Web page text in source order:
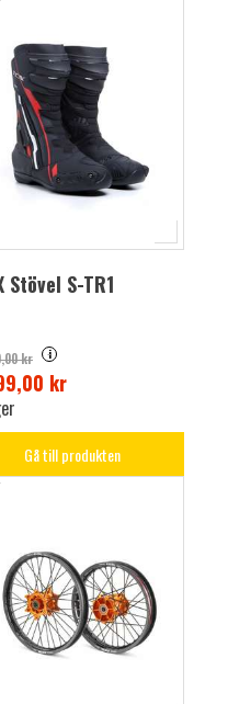
Stövel S-TR1
kr i
kr
Gå till produkten